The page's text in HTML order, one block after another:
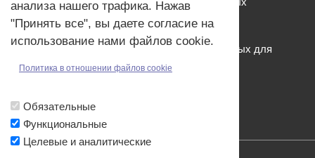
Политика обработки файлов Cookies
Политика обработки персональных данных для
анализа нашего трафика. Нажав
"Принять все", вы даете согласие на
использование нами файлов cookie.
Политика в отношении файлов cookie
Обязательные
Функциональные
Целевые и аналитические